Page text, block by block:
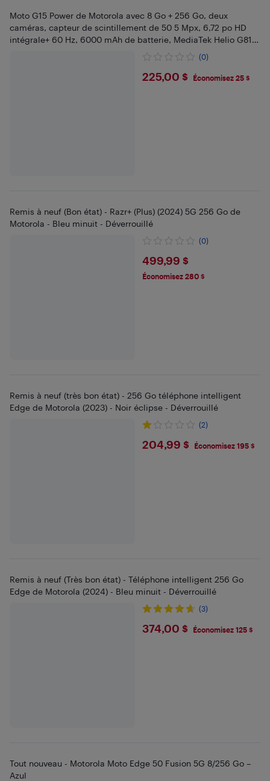
Moto G15 Power de Motorola avec 8 Go + 256 Go, deux
caméras, capteur de scintillement de 50 5 Mpx, 6,72 po HD
intégrale+ 60 Hz, 6000 mAh de batterie, MediaTek Helio G81,
(0)
$225
225,00 $ Économisez 25 $
Remis à neuf (Bon état) - Razr+ (Plus) (2024) 5G 256 Go de
Motorola - Bleu minuit - Déverrouillé
(0)
$499.99
499,99 $
Économisez 280 $
Remis à neuf (très bon état) - 256 Go téléphone intelligent
Edge de Motorola (2023) - Noir éclipse - Déverrouillé
(2)
$204.99
204,99 $ Économisez 195 $
Remis à neuf (Très bon état) - Téléphone intelligent 256 Go
Edge de Motorola (2024) - Bleu minuit - Déverrouillé
(3)
$374
374,00 $ Économisez 125 $
Tout nouveau - Motorola Moto Edge 50 Fusion 5G 8/256 Go –
Azul